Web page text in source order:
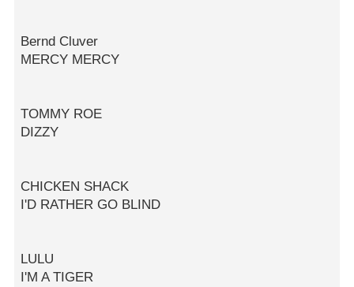
Bernd Cluver
MERCY MERCY
TOMMY ROE
DIZZY
CHICKEN SHACK
I'D RATHER GO BLIND
LULU
I'M A TIGER